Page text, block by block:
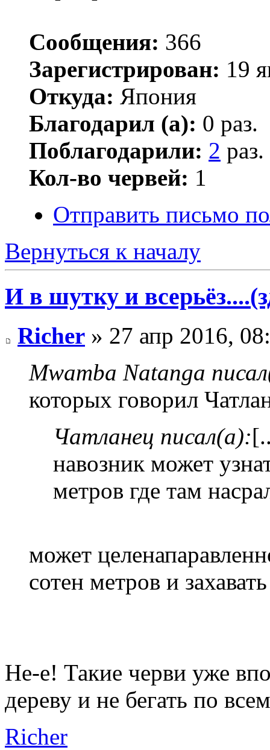
Сообщения: 366
Зарегистрирован: 19
Откуда: Япония
Благодарил (а): 0 раз.
Поблагодарили: 2 раз.
Кол-во червей: 1
Отправить письмо
Вернуться к началу
И в шутку и
Richer » 27 апр 2016,
Mwamba Natanga
которых говорил
Чатланец писал(а):
навозник может
метров где там
может
сотен метров и
Не-е! Такие черви уже
дереву и не бегать по
Richer